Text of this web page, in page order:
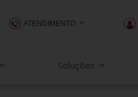
ATENDIMENTO
48 98834-3000
Soluções